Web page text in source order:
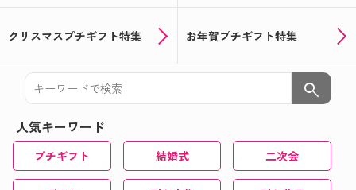
クリスマスプチギフト特集 お年賀プチギフト特集
search
人気キーワード
プチギフト 結婚式 二次会